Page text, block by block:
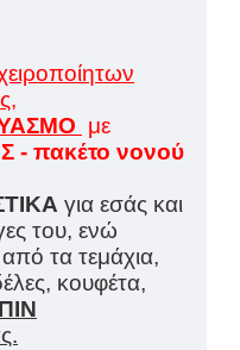
με
- πακέτο νονού
για εσάς και
του, ενώ
τα τεμάχια,
κουφέτα,